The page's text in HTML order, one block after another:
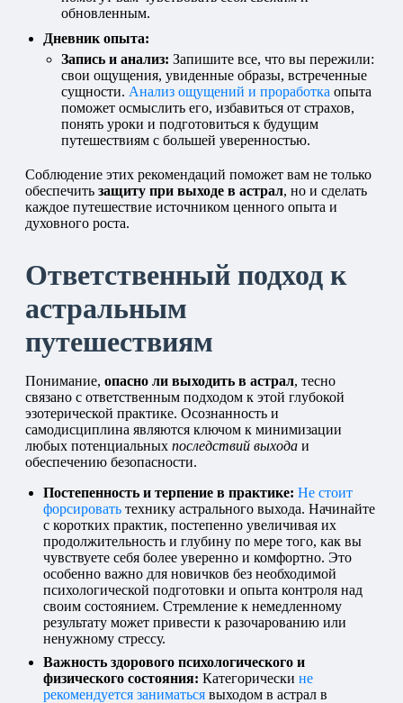
обновленным.
Дневник опыта:
Запись и анализ: Запишите все, что вы пережили:
свои ощущения, увиденные образы, встреченные
сущности. Анализ ощущений и проработка опыта
поможет осмыслить его, избавиться от страхов,
понять уроки и подготовиться к будущим
путешествиям с большей уверенностью.
Соблюдение этих рекомендаций поможет вам не только
обеспечить защиту при выходе в астрал, но и сделать
каждое путешествие источником ценного опыта и
духовного роста.
Ответственный подход к
астральным
путешествиям
Понимание, опасно ли выходить в астрал, тесно
связано с ответственным подходом к этой глубокой
эзотерической практике. Осознанность и
самодисциплина являются ключом к минимизации
любых потенциальных последствий выхода и
обеспечению безопасности.
Постепенность и терпение в практике: Не стоит
форсировать технику астрального выхода. Начинайте
с коротких практик, постепенно увеличивая их
продолжительность и глубину по мере того, как вы
чувствуете себя более уверенно и комфортно. Это
особенно важно для новичков без необходимой
психологической подготовки и опыта контроля над
своим состоянием. Стремление к немедленному
результату может привести к разочарованию или
ненужному стрессу.
Важность здорового психологического и
физического состояния: Категорически не
рекомендуется заниматься выходом в астрал в